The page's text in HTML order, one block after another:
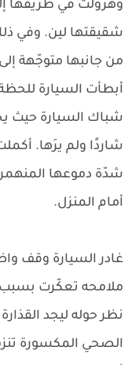
وهرولت في طريقها
شقيقتها لين. وفي
من جانبها متوجّهة
أبطأت السيارة
شباك السيارة حيث
شاردًا ولم يرَها.
شدّة دموعها
أمام المنزل.
غادر السيارة وقف
ملامحه تعكّرت بسبب
نظر حوله ليجد
الصحي المكسورة